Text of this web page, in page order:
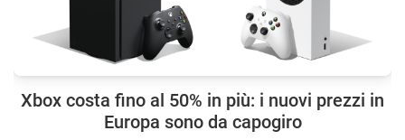
Xbox costa fino al 50% in più: i nuovi prezzi in
Europa sono da capogiro